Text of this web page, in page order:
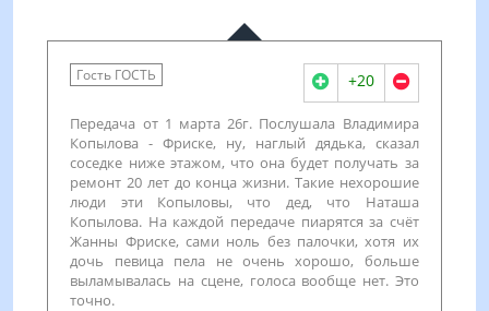
Гость ГОСТЬ +20
Передача от 1 марта 26г. Послушала Владимира
Копылова - Фриске, ну, наглый дядька, сказал
соседке ниже этажом, что она будет получать за
ремонт 20 лет до конца жизни. Такие нехорошие
люди эти Копыловы, что дед, что Наташа
Копылова. На каждой передаче пиарятся за счёт
Жанны Фриске, сами ноль без палочки, хотя их
дочь певица пела не очень хорошо, больше
выламывалась на сцене, голоса вообще нет. Это
точно.